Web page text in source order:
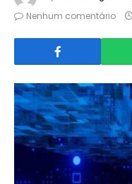
Nenhum comentário